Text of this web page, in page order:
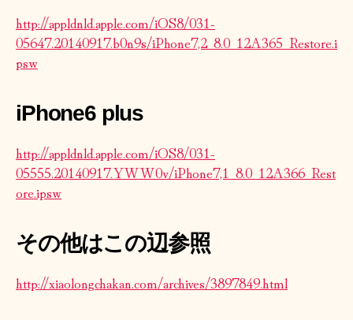
http://appldnld.apple.com/iOS8/031-
05647.20140917.b0n9s/iPhone7,2_8.0_12A365_Restore.i
psw
iPhone6 plus
http://appldnld.apple.com/iOS8/031-
05555.20140917.YWW0v/iPhone7,1_8.0_12A366_Rest
ore.ipsw
その他はこの辺参照
http://xiaolongchakan.com/archives/3897849.html